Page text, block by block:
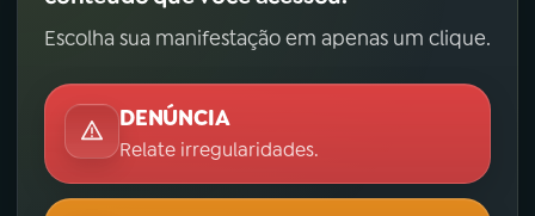
Escolha sua manifestação em apenas um clique.
DENÚNCIA
Relate irregularidades.